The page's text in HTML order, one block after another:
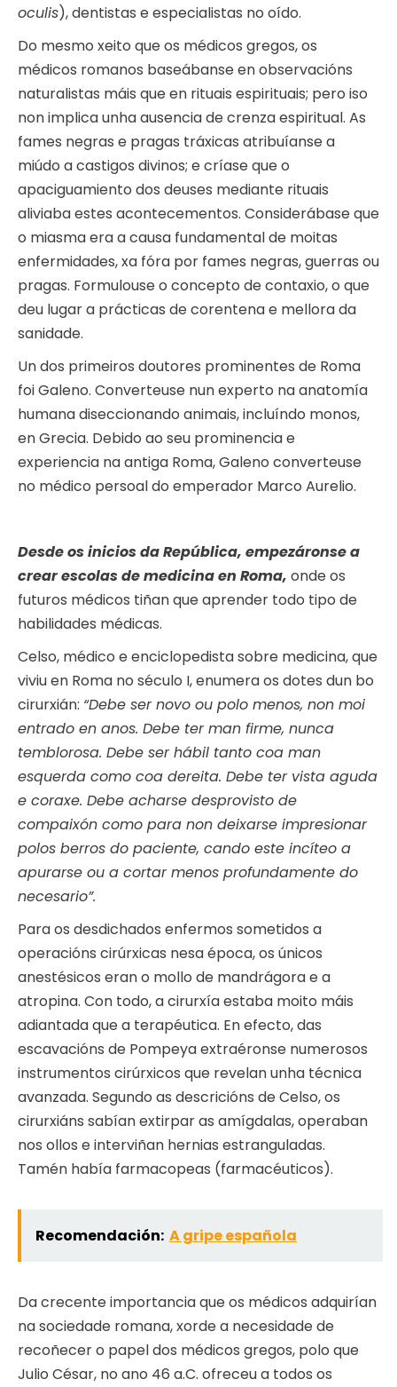
oculis), dentistas e especialistas no oído.
Do mesmo xeito que os médicos gregos, os
médicos romanos baseábanse en observacións
naturalistas máis que en rituais espirituais; pero iso
non implica unha ausencia de crenza espiritual. As
fames negras e pragas tráxicas atribuíanse a
miúdo a castigos divinos; e críase que o
apaciguamiento dos deuses mediante rituais
aliviaba estes acontecementos. Considerábase que
o miasma era a causa fundamental de moitas
enfermidades, xa fóra por fames negras, guerras ou
pragas. Formulouse o concepto de contaxio, o que
deu lugar a prácticas de corentena e mellora da
sanidade.
Un dos primeiros doutores prominentes de Roma
foi Galeno. Converteuse nun experto na anatomía
humana diseccionando animais, incluíndo monos,
en Grecia. Debido ao seu prominencia e
experiencia na antiga Roma, Galeno converteuse
no médico persoal do emperador Marco Aurelio.
Desde os inicios da República, empezáronse a
crear escolas de medicina en Roma, onde os
futuros médicos tiñan que aprender todo tipo de
habilidades médicas.
Celso, médico e enciclopedista sobre medicina, que
viviu en Roma no século I, enumera os dotes dun bo
cirurxián: “Debe ser novo ou polo menos, non moi
entrado en anos. Debe ter man firme, nunca
temblorosa. Debe ser hábil tanto coa man
esquerda como coa dereita. Debe ter vista aguda
e coraxe. Debe acharse desprovisto de
compaixón como para non deixarse impresionar
polos berros do paciente, cando este incíteo a
apurarse ou a cortar menos profundamente do
necesario”.
Para os desdichados enfermos sometidos a
operacións cirúrxicas nesa época, os únicos
anestésicos eran o mollo de mandrágora e a
atropina. Con todo, a cirurxía estaba moito máis
adiantada que a terapéutica. En efecto, das
escavacións de Pompeya extraéronse numerosos
instrumentos cirúrxicos que revelan unha técnica
avanzada. Segundo as descricións de Celso, os
cirurxiáns sabían extirpar as amígdalas, operaban
nos ollos e interviñan hernias estranguladas.
Tamén había farmacopeas (farmacéuticos).
Recomendación: A gripe española
Da crecente importancia que os médicos adquirían
na sociedade romana, xorde a necesidade de
recoñecer o papel dos médicos gregos, polo que
Julio César, no ano 46 a.C. ofreceu a todos os